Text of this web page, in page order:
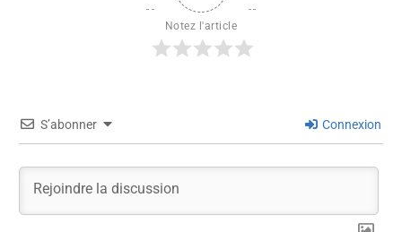
Notez l'article
S’abonner Connexion